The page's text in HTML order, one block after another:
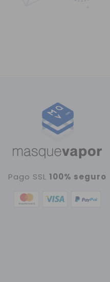
Pago SSL100% seguro